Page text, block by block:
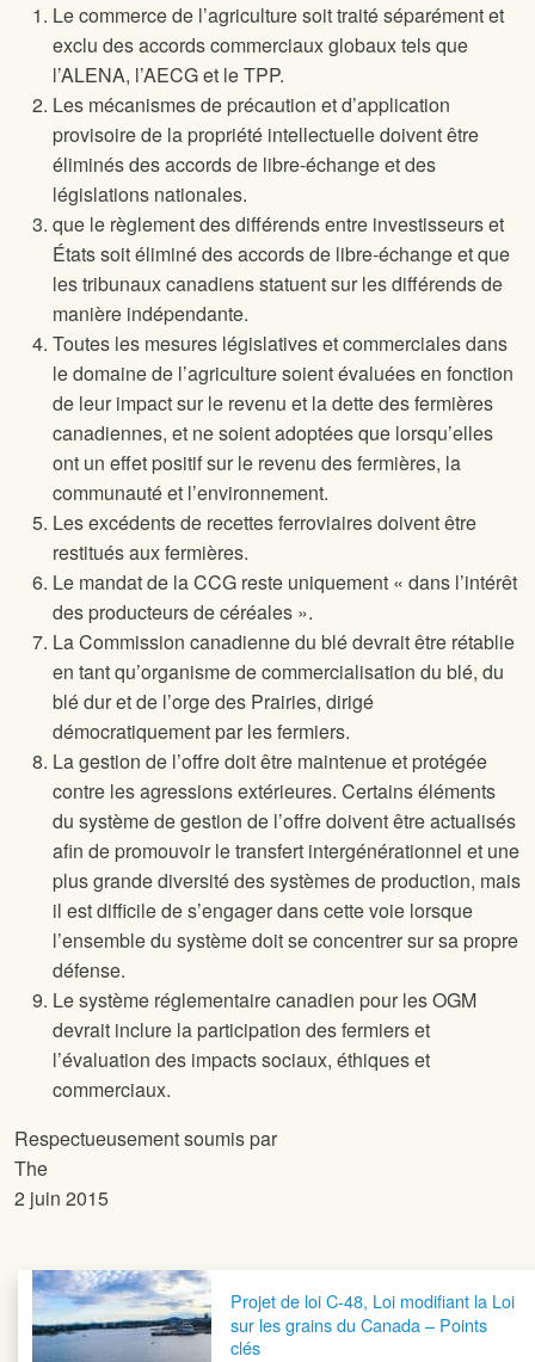
Le commerce de l’agriculture soit traité séparément et
exclu des accords commerciaux globaux tels que
l’ALENA, l’AECG et le TPP.
Les mécanismes de précaution et d’application
provisoire de la propriété intellectuelle doivent être
éliminés des accords de libre-échange et des
législations nationales.
que le règlement des différends entre investisseurs et
États soit éliminé des accords de libre-échange et que
les tribunaux canadiens statuent sur les différends de
manière indépendante.
Toutes les mesures législatives et commerciales dans
le domaine de l’agriculture soient évaluées en fonction
de leur impact sur le revenu et la dette des fermières
canadiennes, et ne soient adoptées que lorsqu’elles
ont un effet positif sur le revenu des fermières, la
communauté et l’environnement.
Les excédents de recettes ferroviaires doivent être
restitués aux fermières.
Le mandat de la CCG reste uniquement « dans l’intérêt
des producteurs de céréales ».
La Commission canadienne du blé devrait être rétablie
en tant qu’organisme de commercialisation du blé, du
blé dur et de l’orge des Prairies, dirigé
démocratiquement par les fermiers.
La gestion de l’offre doit être maintenue et protégée
contre les agressions extérieures. Certains éléments
du système de gestion de l’offre doivent être actualisés
afin de promouvoir le transfert intergénérationnel et une
plus grande diversité des systèmes de production, mais
il est difficile de s’engager dans cette voie lorsque
l’ensemble du système doit se concentrer sur sa propre
défense.
Le système réglementaire canadien pour les OGM
devrait inclure la participation des fermiers et
l’évaluation des impacts sociaux, éthiques et
commerciaux.
Respectueusement soumis par
The
2 juin 2015
Navigation postaleProjet de loi C-48, Loi modifiant la Loi
sur les grains du Canada – Points
clés